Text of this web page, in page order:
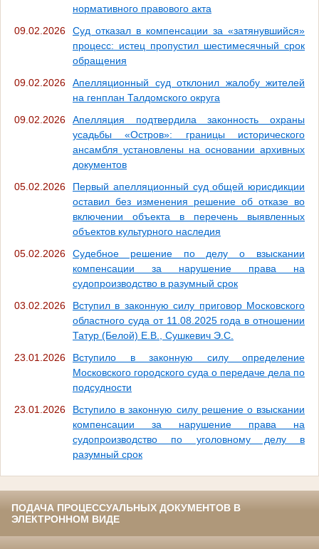
нормативного правового акта
09.02.2026
Суд отказал в компенсации за «затянувшийся»
процесс: истец пропустил шестимесячный срок
обращения
09.02.2026
Апелляционный суд отклонил жалобу жителей
на генплан Талдомского округа
09.02.2026
Апелляция подтвердила законность охраны
усадьбы «Остров»: границы исторического
ансамбля установлены на основании архивных
документов
05.02.2026
Первый апелляционный суд общей юрисдикции
оставил без изменения решение об отказе во
включении объекта в перечень выявленных
объектов культурного наследия
05.02.2026
Судебное решение по делу о взыскании
компенсации за нарушение права на
судопроизводство в разумный срок
03.02.2026
Вступил в законную силу приговор Московского
областного суда от 11.08.2025 года в отношении
Татур (Белой) Е.В., Сушкевич Э.С.
23.01.2026
Вступило в законную силу определение
Московского городского суда о передаче дела по
подсудности
23.01.2026
Вступило в законную силу решение о взыскании
компенсации за нарушение права на
судопроизводство по уголовному делу в
разумный срок
ПОДАЧА ПРОЦЕССУАЛЬНЫХ ДОКУМЕНТОВ В
ЭЛЕКТРОННОМ ВИДЕ